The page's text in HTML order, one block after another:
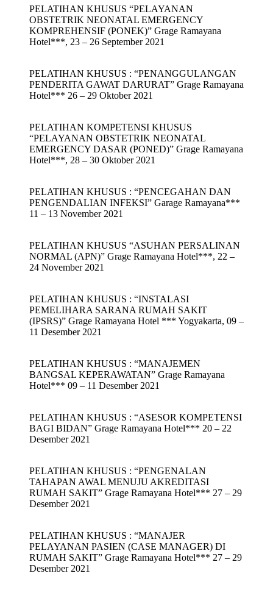
PELATIHAN KHUSUS “PELAYANAN
OBSTETRIK NEONATAL EMERGENCY
KOMPREHENSIF (PONEK)” Grage Ramayana
Hotel***, 23 – 26 September 2021
PELATIHAN KHUSUS : “PENANGGULANGAN
PENDERITA GAWAT DARURAT” Grage Ramayana
Hotel*** 26 – 29 Oktober 2021
PELATIHAN KOMPETENSI KHUSUS
“PELAYANAN OBSTETRIK NEONATAL
EMERGENCY DASAR (PONED)” Grage Ramayana
Hotel***, 28 – 30 Oktober 2021
PELATIHAN KHUSUS : “PENCEGAHAN DAN
PENGENDALIAN INFEKSI” Garage Ramayana***
11 – 13 November 2021
PELATIHAN KHUSUS “ASUHAN PERSALINAN
NORMAL (APN)” Grage Ramayana Hotel***, 22 –
24 November 2021
PELATIHAN KHUSUS : “INSTALASI
PEMELIHARA SARANA RUMAH SAKIT
(IPSRS)” Grage Ramayana Hotel *** Yogyakarta, 09 –
11 Desember 2021
PELATIHAN KHUSUS : “MANAJEMEN
BANGSAL KEPERAWATAN” Grage Ramayana
Hotel*** 09 – 11 Desember 2021
PELATIHAN KHUSUS : “ASESOR KOMPETENSI
BAGI BIDAN” Grage Ramayana Hotel*** 20 – 22
Desember 2021
PELATIHAN KHUSUS : “PENGENALAN
TAHAPAN AWAL MENUJU AKREDITASI
RUMAH SAKIT” Grage Ramayana Hotel*** 27 – 29
Desember 2021
PELATIHAN KHUSUS : “MANAJER
PELAYANAN PASIEN (CASE MANAGER) DI
RUMAH SAKIT” Grage Ramayana Hotel*** 27 – 29
Desember 2021